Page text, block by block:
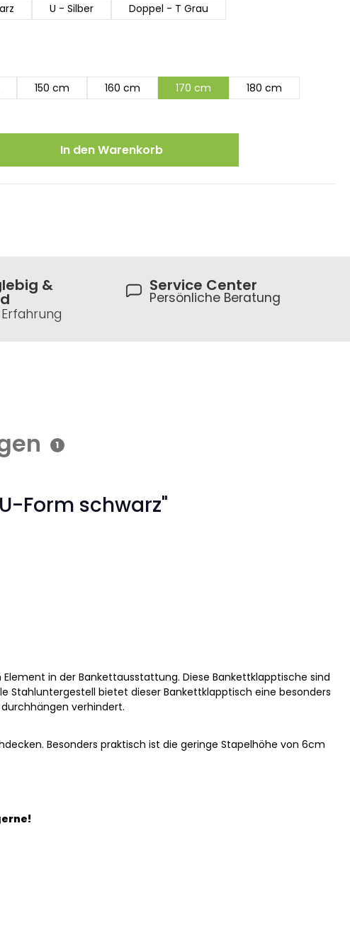
U - Silber
Doppel - T Grau
150 cm 160 cm 170 cm
180 cm
gewünschten Wert ein oder benutze
In den Warenkorb
& Service Center
Persönliche Beratung
1
Form schwarz"
in der Bankettausstattung. Diese Bankettklapptische sind
Stahluntergestell bietet dieser Bankettklapptisch eine besonders
verhindert.
Besonders praktisch ist die geringe Stapelhöhe von 6cm